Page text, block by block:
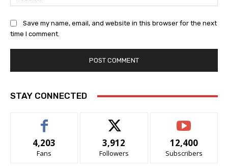
Save my name, email, and website in this browser for the next
time I comment.
STAY CONNECTED
4,203
Fans
3,912
Followers
12,400
Subscribers